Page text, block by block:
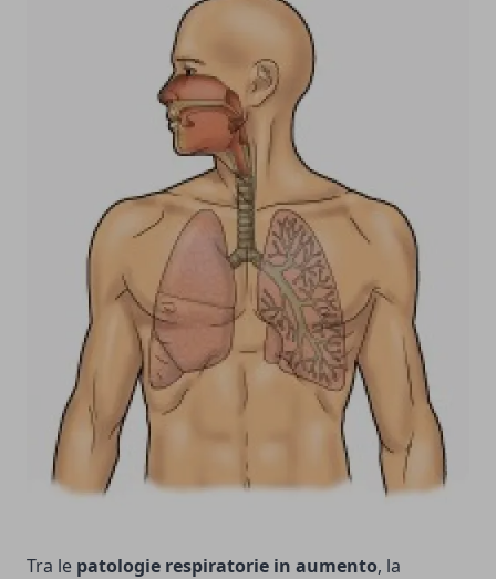
Tra le patologie respiratorie in aumento, la